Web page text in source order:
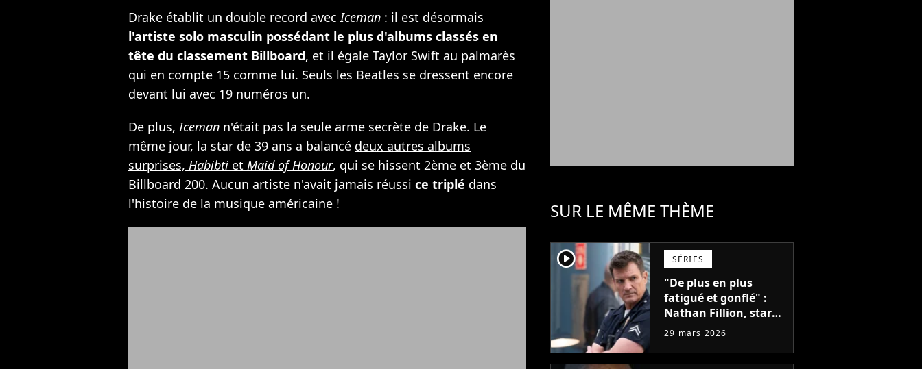
Drake établit un double record avecIceman : il est désormais
l'artiste solo masculin possédant le plus d'albums classés en
tête du classement Billboard, et il égale Taylor Swift au palmarès
qui en compte 15 comme lui. Seuls les Beatles se dressent encore
devant lui avec 19 numéros un.
De plus,Iceman n'était pas la seule arme secrète de Drake. Le
même jour, la star de 39 ans a balancé deux autres albums
surprises, Habibti et Maid of Honour, qui se hissent 2ème et 3ème du
Billboard 200. Aucun artiste n'avait jamais réussi ce triplé dans
l'histoire de la musique américaine !
SUR LE MÊME THÈME
player2 SÉRIES
"De plus en plus
fatigué et gonflé" :
Nathan Fillion, star
de The Rookie, a lutté
un rôle qui le
29 mars 2026